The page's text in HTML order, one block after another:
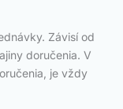
Závisí od
doručenia. V
je vždy